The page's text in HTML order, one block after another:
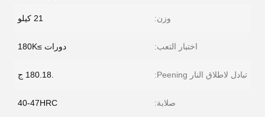
وزن: 21 كيلو
اختبار التعب: دورات ≥180K
تبادل لاطلاق النار Peening:
صلابة: 40-47HRC